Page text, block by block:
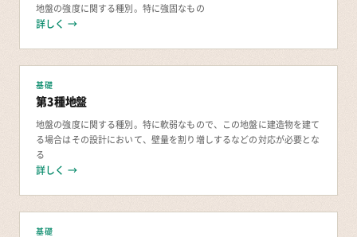
地盤の強度に関する種別。特に強固なもの
詳しく →
基礎
第3種地盤
地盤の強度に関する種別。特に軟弱なもので、この地盤に建造物を建て
る場合はその設計において、壁量を割り増しするなどの対応が必要とな
る
詳しく →
基礎